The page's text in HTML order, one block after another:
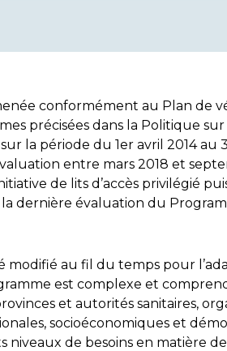
conformément au Plan de
précisées dans la Politique
la période du 1er avril 2014
entre mars 2018 et
de lits d’accès
dernière évaluation du
modifié au fil du temps pour
est complexe et
et autorités sanitaires,
socioéconomiques et
niveaux de besoins en matière